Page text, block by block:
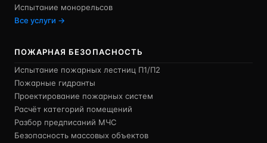
Испытание монорельсов
Все услуги →
ПОЖАРНАЯ БЕЗОПАСНОСТЬ
Испытание пожарных лестниц П1/П2
Пожарные гидранты
Проектирование пожарных систем
Расчёт категорий помещений
Разбор предписаний МЧС
Безопасность массовых объектов